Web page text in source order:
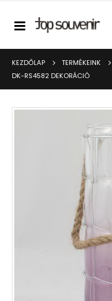
KEZDŐLAP TERMÉKEINK
DK-RS4582 DEKORÁCIÓ